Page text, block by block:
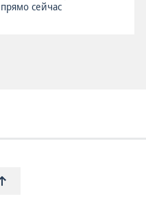
прямо сейчас